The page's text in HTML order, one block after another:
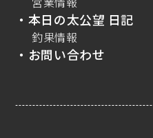
・本日の太公望 日記
釣果情報
・お問い合わせ